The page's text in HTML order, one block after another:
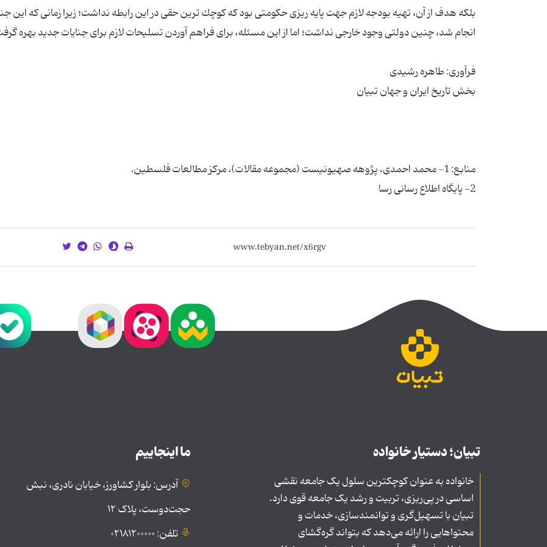
بلكه هدف از آن، تهیه بودجه لازم جهت پایه ریزى حكومتى بود كه كوچك ترین حقى در این رابطه نداشت؛ زیرا زمانى كه این
2- پایگاه اطلاع رسانى رسا
تبیان؛ دستیار خانواده
خانواده به عنوان کوچکترین سلول یک جامعه نقشی
اساسی در پی‌ریزی، تربیت و رشد یک جامعه قوی دارد.
تبیان با تسهیل‌گری و توانمندسازی، خدمات و
محتواهایی را ارائه می‌دهد که بتواند گره‌گشای
ما اینجاییم
آدرس: بلوار کشاورز، خیابان نادری، نبش
حجت‌دوست، پلاک ۱۲
تلفن: ۰۲۱۸۱۲۰۰۰۰۰